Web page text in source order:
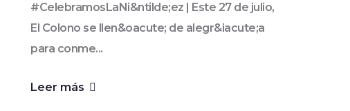
#CelebramosLaNi&ntilde;ez | Este 27 de julio,
El Colono se llen&oacute; de alegr&iacute;a
para conme...
Leer más